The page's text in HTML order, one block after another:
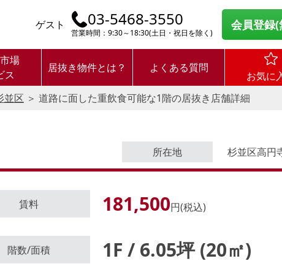
ゲスト 03-5468-3550
営業時間：9:30～18:30(土日・祝日を除く)
会員登録(
場
ス
居抜き物件とは？ よくある質問
お気に
並区 ＞ 道路に面した重飲食可能な1階の居抜き店舗詳細
所在地 杉並区高円
ログイン後に
賃料 181,500円(税込)
階数/面積 1F / 6.05坪 (20㎡)